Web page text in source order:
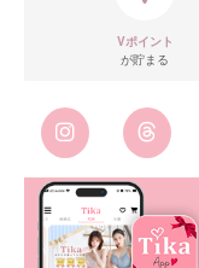
Vポイント
が貯まる